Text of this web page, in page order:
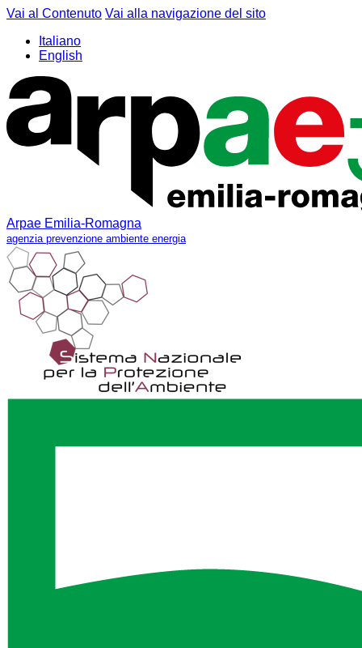
Vai al Contenuto Vai alla navigazione del sito
Italiano
English
Arpae Emilia-Romagna
agenzia prevenzione ambiente energia